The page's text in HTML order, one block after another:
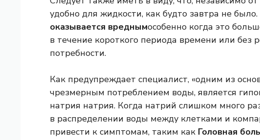
удобно для жидкости, как будто завтра не
оказывается вреднымособенно когда это
в течение короткого периода времени или без
потребности.
Как предупреждает специалист, «одним из
чрезмерным потреблением воды, является
натрия натрия. Когда натрий слишком много
в распределении воды между клетками и
привести к симптомам, таким как Головная